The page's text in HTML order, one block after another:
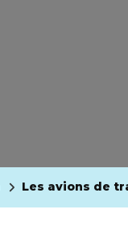
Les avions de